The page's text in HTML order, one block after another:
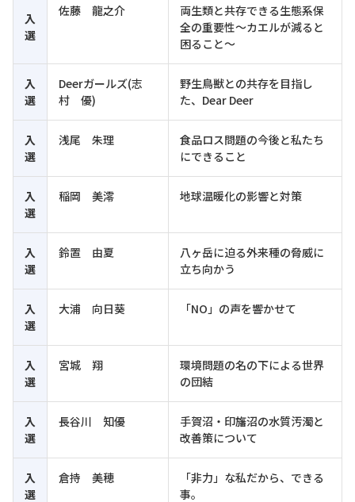
入
選
佐藤 龍之介
両生類と共存できる生態系保
全の重要性～カエルが減ると
困ること～
入
選
Deerガールズ(志
村 優)
野生鳥獣との共存を目指し
た、Dear Deer
入
選
浅尾 朱理
食品ロス問題の今後と私たち
にできること
入
選
稲岡 美澪 地球温暖化の影響と対策
入
選
鈴置 由夏
八ヶ岳に迫る外来種の脅威に
立ち向かう
入
選
大浦 向日葵 「NO」の声を響かせて
入
選
宮城 翔
環境問題の名の下による世界
の団結
入
選
長谷川 知優
手賀沼・印旛沼の水質汚濁と
改善策について
入
選
倉持 美穂
「非力」な私だから、できる
事。